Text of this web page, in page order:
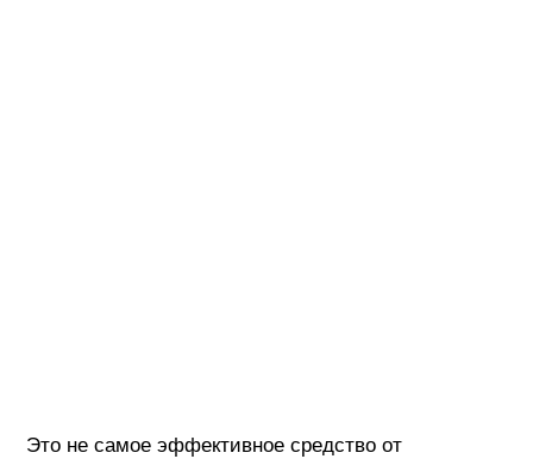
Это не самое эффективное средство от